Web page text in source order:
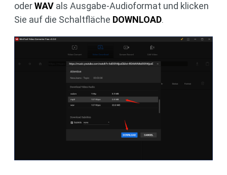
oderWAV als Ausgabe-Audioformat und klicken
Sie auf die Schaltfläche DOWNLOAD.